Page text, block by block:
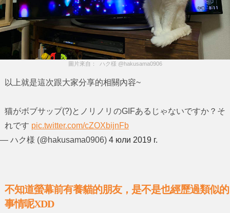
圖片來自：  ハク様 @hakusama0906
以上就是這次跟大家分享的相關內容~
猫がボブサップ(?)とノリノリのGIFあるじゃないですか？そ
れです pic.twitter.com/cZOXbijnFb
— ハク様 (@hakusama0906) 4 юли 2019 г.
不知道螢幕前有養貓的朋友，是不是也經歷過類似的
事情呢XDD